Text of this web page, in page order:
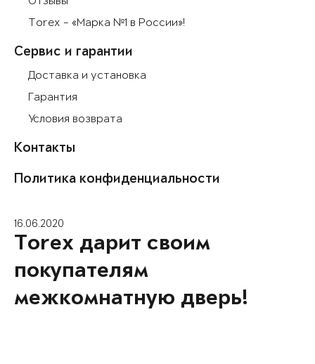
Torex - «Марка №1 в России»!
Сервис и гарантии
Доставка и установка
Гарантия
Условия возврата
Контакты
Политика конфиденциальности
16.06.2020
Torex дарит своим
покупателям
межкомнатную дверь!